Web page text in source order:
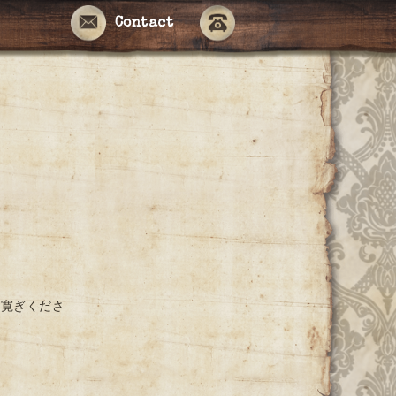
Contact
ぎくださ